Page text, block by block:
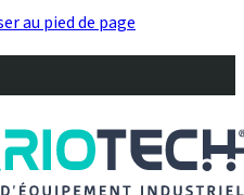
au pied de page